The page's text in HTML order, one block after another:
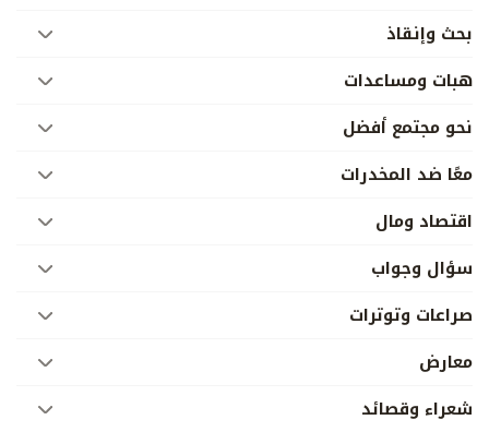
بحث وإنقاذ
هبات ومساعدات
نحو مجتمع أفضل
معًا ضد المخدرات
اقتصاد ومال
سؤال وجواب
صراعات وتوترات
معارض
شعراء وقصائد